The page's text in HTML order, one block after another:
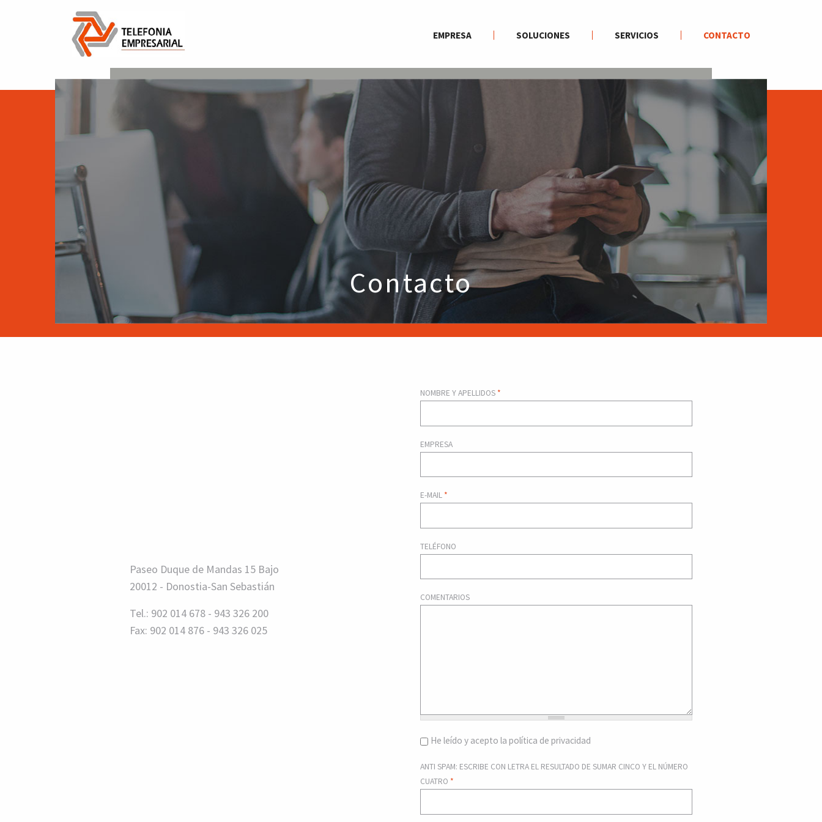
Pasar al contenido principal
Telefonía Empresarial
EMPRESA SOLUCIONES SERVICIOS CONTACTO
Contacto
Paseo Duque de Mandas 15 Bajo
20012 - Donostia-San Sebastián
Tel.: 902 014 678 - 943 326 200
Fax: 902 014 876 - 943 326 025
NOMBRE Y APELLIDOS *
EMPRESA
E-MAIL *
TELÉFONO
COMENTARIOS
POLÍTICA DE PRIVACIDAD *
He leído y acepto la política de privacidad
ANTI SPAM: ESCRIBE CON LETRA EL RESULTADO DE SUMAR CINCO Y EL NÚMERO
CUATRO *